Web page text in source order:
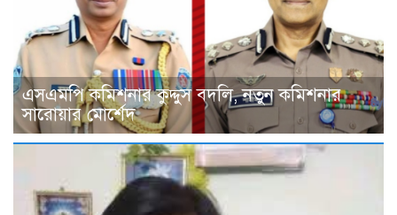
এসএমপি কমিশনার কুদ্দুস বদলি, নতুন কমিশনার
সারোয়ার মোর্শেদ